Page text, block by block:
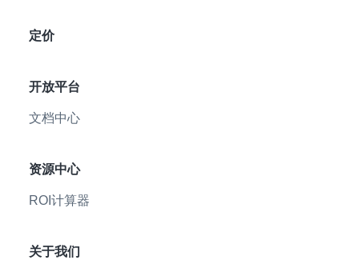
定价
开放平台
文档中心
资源中心
ROI计算器
关于我们